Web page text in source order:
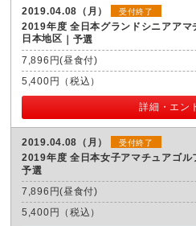
2019.04.08（月） 受付終了
2019年度 全日本グランドシニアアマ
日本地区
予選
7,896円(昼食付)
5,400円（税込）
詳細・エン
2019.04.08（月） 受付終了
2019年度 全日本女子アマチュアゴル
予選
7,896円(昼食付)
5,400円（税込）